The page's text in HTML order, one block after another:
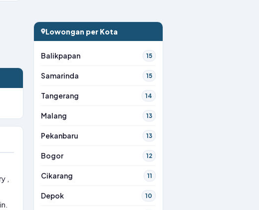
,
Lowongan per Kota
Balikpapan 15
Samarinda 15
Tangerang 14
Malang 13
Pekanbaru 13
Bogor 12
Cikarang 11
Depok 10